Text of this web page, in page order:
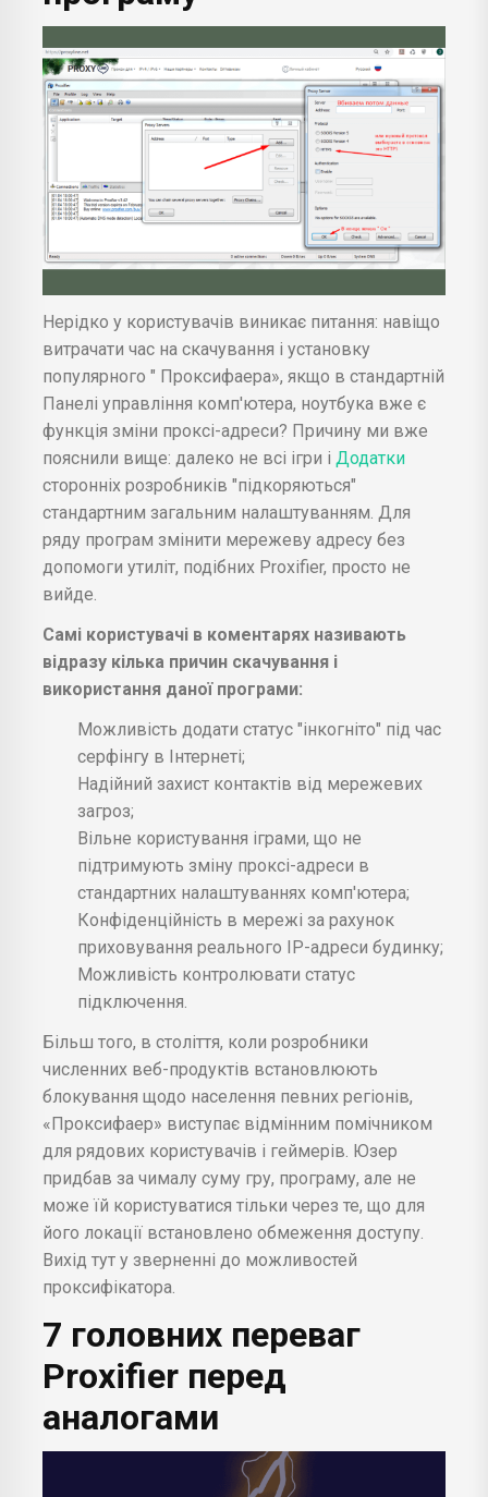
Нерідко у користувачів виникає питання: навіщо
витрачати час на скачування і установку
популярного " Проксифаера», якщо в стандартній
Панелі управління комп'ютера, ноутбука вже є
функція зміни проксі-адреси? Причину ми вже
пояснили вище: далеко не всі ігри і Додатки
сторонніх розробників "підкоряються"
стандартним загальним налаштуванням. Для
ряду програм змінити мережеву адресу без
допомоги утиліт, подібних Proxifier, просто не
вийде.
Самі користувачі в коментарях називають
відразу кілька причин скачування і
використання даної програми:
Можливість додати статус "інкогніто" під час
серфінгу в Інтернеті;
Надійний захист контактів від мережевих
загроз;
Вільне користування іграми, що не
підтримують зміну проксі-адреси в
стандартних налаштуваннях комп'ютера;
Конфіденційність в мережі за рахунок
приховування реального IP-адреси будинку;
Можливість контролювати статус
підключення.
Більш того, в століття, коли розробники
численних веб-продуктів встановлюють
блокування щодо населення певних регіонів,
«Проксифаер» виступає відмінним помічником
для рядових користувачів і геймерів. Юзер
придбав за чималу суму гру, програму, але не
може їй користуватися тільки через те, що для
його локації встановлено обмеження доступу.
Вихід тут у зверненні до можливостей
проксифікатора.
7 головних переваг
Proxifier перед
аналогами